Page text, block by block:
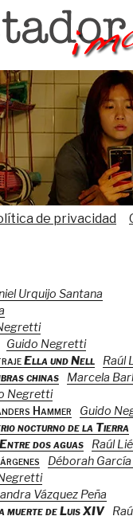
de privacidad
Urquijo Santana
Guido Negretti
Ella und Nell
Raúl
chinas
Marcela
Negretti
Hammer
Guido
nocturno de la Tierra
Entre dos aguas
Raúl
Déborah
Vázquez Peña
muerte de Luis XIV